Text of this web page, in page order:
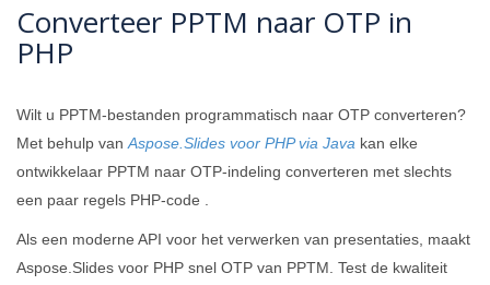
Converteer PPTM naar OTP in
PHP
Wilt u PPTM-bestanden programmatisch naar OTP converteren?
Met behulp van Aspose.Slides voor PHP via Java kan elke
ontwikkelaar PPTM naar OTP-indeling converteren met slechts
een paar regels PHP-code .
Als een moderne API voor het verwerken van presentaties, maakt
Aspose.Slides voor PHP snel OTP van PPTM. Test de kwaliteit